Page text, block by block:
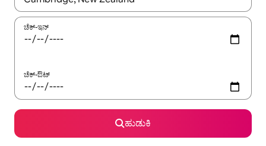
ಚೆಕ್-ಇನ್
ಚೆಕ್-ಔಟ್
ಹುಡುಕಿ